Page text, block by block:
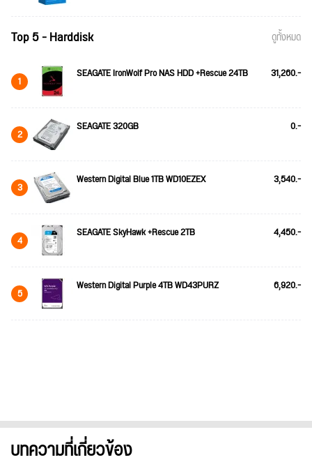
Top 5 - Harddisk ดูทั้งหมด
1 SEAGATE IronWolf Pro NAS HDD +Rescue 24TB 31,260.-
2 SEAGATE 320GB 0.-
3 Western Digital Blue 1TB WD10EZEX 3,540.-
4 SEAGATE SkyHawk +Rescue 2TB 4,450.-
5 Western Digital Purple 4TB WD43PURZ 6,920.-
บทความที่เกี่ยวข้อง